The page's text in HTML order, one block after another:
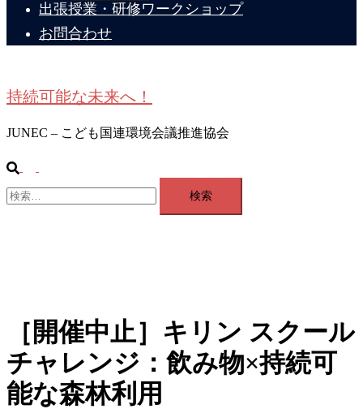
出張授業・研修ワークショップ
お問合わせ
持続可能な未来へ！
JUNEC – こども国連環境会議推進協会
検
索
グ
ル
検
索:
［開催中止］キリン スクール
チャレンジ：飲み物×持続可
能な森林利用